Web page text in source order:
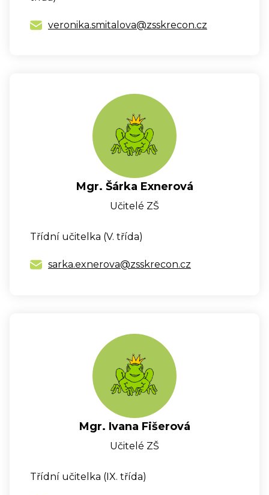
veronika.smitalova@zsskrecon.cz
Mgr. Šárka Exnerová
Učitelé ZŠ
Třídní učitelka (V. třída)
sarka.exnerova@zsskrecon.cz
Mgr. Ivana Fišerová
Učitelé ZŠ
Třídní učitelka (IX. třída)